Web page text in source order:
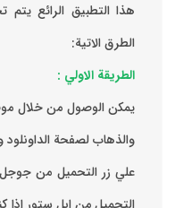
الطرق الاتية:
الطريقة الاولي :
يمكن الوصول من خلال
والذهاب لصفحة الداونلود
علي زر التحميل من جوجل